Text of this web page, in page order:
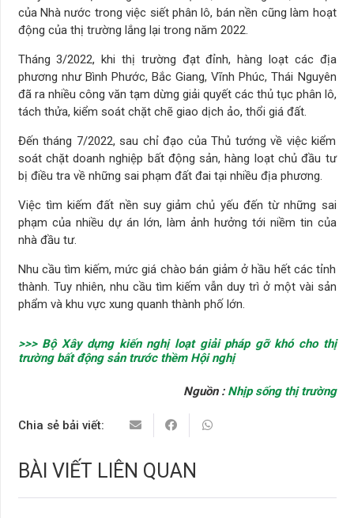
của Nhà nước trong việc siết phân lô, bán nền cũng làm hoạt
động của thị trường lắng lại trong năm 2022.
Tháng 3/2022, khi thị trường đạt đỉnh, hàng loạt các địa
phương như Bình Phước, Bắc Giang, Vĩnh Phúc, Thái Nguyên
đã ra nhiều công văn tạm dừng giải quyết các thủ tục phân lô,
tách thửa, kiểm soát chặt chẽ giao dịch ảo, thổi giá đất.
Đến tháng 7/2022, sau chỉ đạo của Thủ tướng về việc kiểm
soát chặt doanh nghiệp bất động sản, hàng loạt chủ đầu tư
bị điều tra về những sai phạm đất đai tại nhiều địa phương.
Việc tìm kiếm đất nền suy giảm chủ yếu đến từ những sai
phạm của nhiều dự án lớn, làm ảnh hưởng tới niềm tin của
nhà đầu tư.​
Nhu cầu tìm kiếm, mức giá chào bán giảm ở hầu hết các tỉnh
thành. Tuy nhiên, nhu cầu tìm kiếm vẫn duy trì ở một vài sản
phẩm và khu vực xung quanh thành phố lớn.​
>>> Bộ Xây dựng kiến nghị loạt giải pháp gỡ khó cho thị
trường bất động sản trước thềm Hội nghị
Nguồn : Nhịp sống thị trường
Chia sẻ bải viết:
BÀI VIẾT LIÊN QUAN